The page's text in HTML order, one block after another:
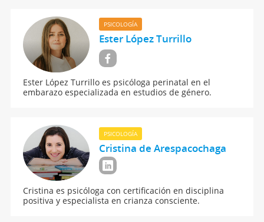
PSICOLOGÍA
Ester López Turrillo
Ester López Turrillo es psicóloga perinatal en el
embarazo especializada en estudios de género.
PSICOLOGÍA
Cristina de Arespacochaga
Cristina es psicóloga con certificación en disciplina
positiva y especialista en crianza consciente.